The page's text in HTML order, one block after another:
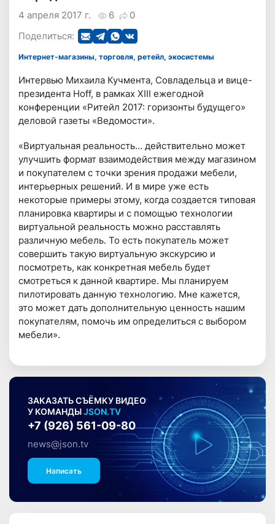
6 0
4 апреля 2017 г.
Поделиться:
Интернет-магазины, торговля, ретейл, экосистемы
Интервью Михаила Кучмента, Совладельца и вице-
президента Hoff, в рамках XIII ежегодной
конференции «Ритейл 2017: горизонты будущего»
деловой газеты «Ведомости».
«Виртуальная реальность… действительно может
улучшить формат взаимодействия между магазином
и покупателем с точки зрения продажи мебели,
интерьерных решений. И в мире уже есть
некоторые примеры этому, когда создается типовая
планировка квартиры и с помощью технологии
виртуальной реальность можно расставлять
различную мебель. То есть покупатель может
совершить такую виртуальную экскурсию и
посмотреть, как конкретная мебель будет
смотреться к данной квартире. Мы планируем
пилотировать данную технологию. Мне кажется,
это может дать дополнительную ценность нашим
покупателям, помочь им определиться с выбором
мебели».
ЗАКАЗАТЬ СЪЁМКУ ВИДЕО
У КОМАНДЫJSON.TV
+7 (926) 561-09-80
news@json.tv
Написать